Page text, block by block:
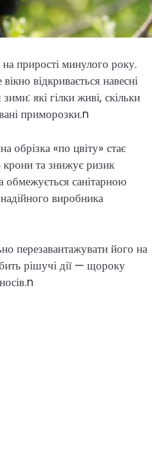
прирості минулого року.
відкривається навесні
які гілки живі, скільки
приморозки.n
обрізка «по цвіту» стає
та знижує ризик
обмежується санітарною
виробника
перезавантажувати його на
рішучі дії — щороку